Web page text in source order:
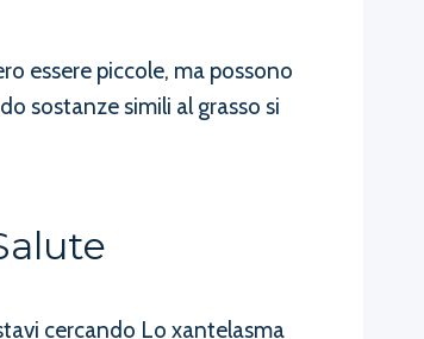
essere piccole, ma possono
sostanze simili al grasso si
cercando Lo xantelasma